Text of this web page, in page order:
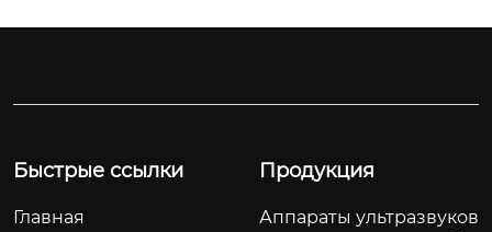
ающий диод (led), ко
езопасностью прим
вливающего и тони
а.
Быстрые ссылки
Главная
Продукция
Аппараты ультразвуков